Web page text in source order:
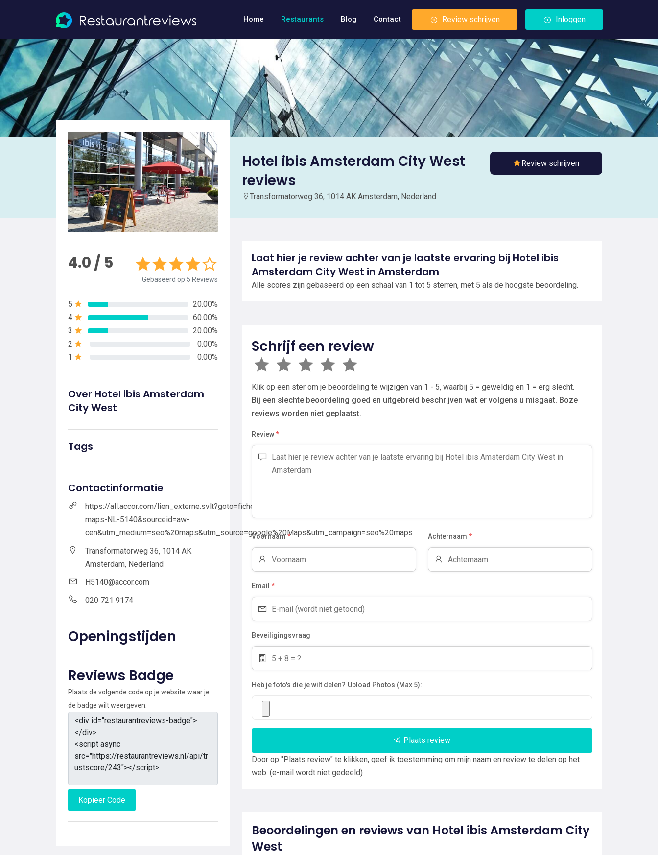
Home Restaurants Blog Contact Review schrijven Inloggen
Hotel ibis Amsterdam City West
reviews
Transformatorweg 36, 1014 AK Amsterdam, Nederland
Review schrijven
4.0 / 5
Gebaseerd op 5 Reviews
5
20.00%
4
60.00%
3
20.00%
2
0.00%
1
0.00%
Over Hotel ibis Amsterdam
City West
Tags
Contactinformatie
https://all.accor.com/lien_externe.svlt?goto=fiche_hotel&code_hotel=5140&merchantid=seo-
maps-NL-5140&sourceid=aw-
cen&utm_medium=seo%20maps&utm_source=google%20Maps&utm_campaign=seo%20maps
Transformatorweg 36, 1014 AK
Amsterdam, Nederland
H5140@accor.com
020 721 9174
Openingstijden
Reviews Badge
Plaats de volgende code op je website waar je
de badge wilt weergeven:
Kopieer Code
Laat hier je review achter van je laatste ervaring bij Hotel ibis
Amsterdam City West in Amsterdam
Alle scores zijn gebaseerd op een schaal van 1 tot 5 sterren, met 5 als de hoogste beoordeling.
Schrijf een review
Klik op een ster om je beoordeling te wijzigen van 1 - 5, waarbij 5 = geweldig en 1 = erg slecht.
Bij een slechte beoordeling goed en uitgebreid beschrijven wat er volgens u misgaat. Boze
reviews worden niet geplaatst.
Review*
Voornaam* Achternaam *
Email *
Beveiligingsvraag
Heb je foto's die je wilt delen? Upload Photos (Max 5):
Plaats review
Door op "Plaats review" te klikken, geef ik toestemming om mijn naam en review te delen op het
web. (e-mail wordt niet gedeeld)
Beoordelingen en reviews van Hotel ibis Amsterdam City
West